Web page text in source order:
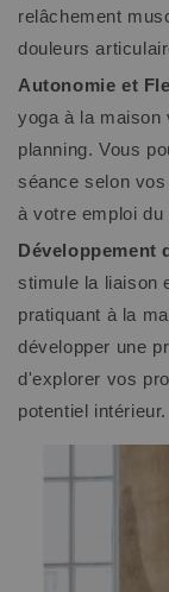
relâchement
douleurs
Autonomie et
yoga à la maison
planning. Vous
séance selon
à votre emploi du
Développement
stimule la liaison
pratiquant à la
développer une
d'explorer vos
potentiel intérieur.